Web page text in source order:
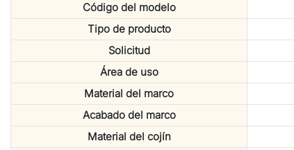
Código del modelo
Tipo de producto
Solicitud
Área de uso
Material del marco
Acabado del marco
Material del cojín